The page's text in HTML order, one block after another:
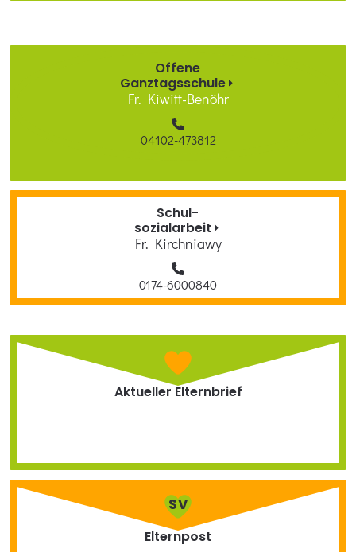
Offene
Ganztagsschule
Fr. Kiwitt-Benöhr
04102-473812
Schul­-
sozialarbeit
Fr. Kirchniawy
0174-6000840
Aktueller Elternbrief
SV
Elternpost